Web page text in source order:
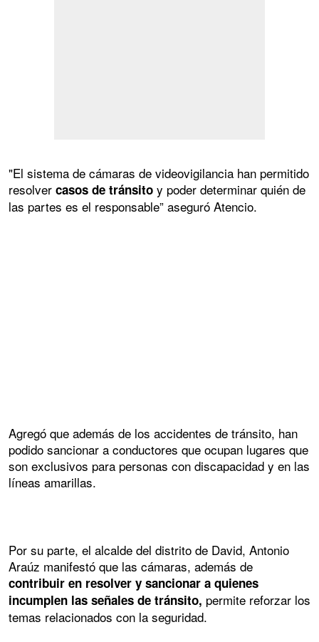
"El sistema de cámaras de videovigilancia han permitido
resolver casos de tránsito y poder determinar quién de
las partes es el responsable” aseguró Atencio.
Agregó que además de los accidentes de tránsito, han
podido sancionar a conductores que ocupan lugares que
son exclusivos para personas con discapacidad y en las
líneas amarillas.
Por su parte, el alcalde del distrito de David, Antonio
Araúz manifestó que las cámaras, además de
contribuir en resolver y sancionar a quienes
incumplen las señales de tránsito, permite reforzar los
temas relacionados con la seguridad.